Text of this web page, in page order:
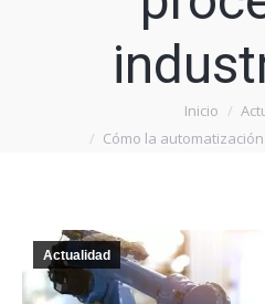
Inicio
Cómo la
Actualidad